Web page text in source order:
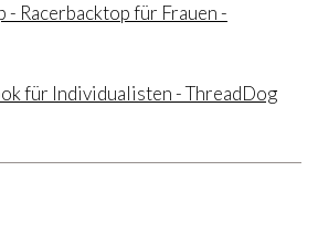
- Racerbacktop für Frauen -
für Individualisten - ThreadDog